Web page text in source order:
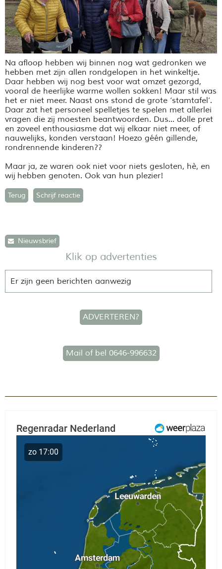
Na afloop hebben wij binnen nog wat gedronken we
hebben met zijn allen rondgelopen in het winkeltje.
Daar hebben wij nog best voor wat omzet gezorgd,
vooral de heerlijke warme wollen sokken! Maar stil was
het er niet meer. Naast ons stond de grote ‘stamtafel’.
Daar zat het personeel spelletjes te spelen met allerlei
vragen die zij moesten beantwoorden. Dus... dolle pret
en zoveel enthousiasme dat wij elkaar niet meer, of
nauwelijks, konden verstaan! Hoezo géén gillende,
rondrennende kinderen??
Maar ja, ze waren ook niet voor niets gesloten, hè, en
wij hebben genoten. Ook van hun plezier!
Terug Schrijf reactie
Nieuwsbrief
Klik op advertenties
Er zijn geen berichten aanwezig
ADVERTEREN?
Mail of bel 0646-996632